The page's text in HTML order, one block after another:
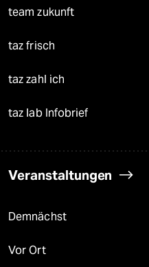
team zukunft
taz frisch
taz zahl ich
taz lab Infobrief
Veranstaltungen
Demnächst
Vor Ort